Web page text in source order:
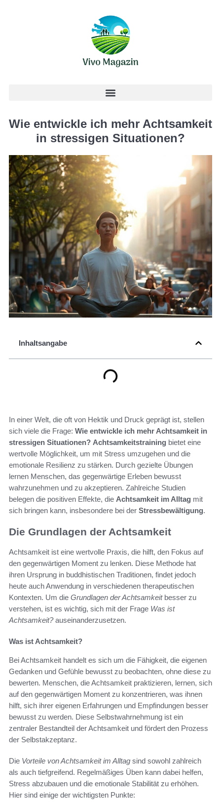
Wie entwickle ich mehr Achtsamkeit
in stressigen Situationen?
Inhaltsangabe
In einer Welt, die oft von Hektik und Druck geprägt ist, stellen
sich viele die Frage: Wie entwickle ich mehr Achtsamkeit in
stressigen Situationen? Achtsamkeitstraining bietet eine
wertvolle Möglichkeit, um mit Stress umzugehen und die
emotionale Resilienz zu stärken. Durch gezielte Übungen
lernen Menschen, das gegenwärtige Erleben bewusst
wahrzunehmen und zu akzeptieren. Zahlreiche Studien
belegen die positiven Effekte, die Achtsamkeit im Alltag mit
sich bringen kann, insbesondere bei der Stressbewältigung.
Die Grundlagen der Achtsamkeit
Achtsamkeit ist eine wertvolle Praxis, die hilft, den Fokus auf
den gegenwärtigen Moment zu lenken. Diese Methode hat
ihren Ursprung in buddhistischen Traditionen, findet jedoch
heute auch Anwendung in verschiedenen therapeutischen
Kontexten. Um die Grundlagen der Achtsamkeitbesser zu
verstehen, ist es wichtig, sich mit der Frage Was ist
Achtsamkeit?auseinanderzusetzen.
Was ist Achtsamkeit?
Bei Achtsamkeit handelt es sich um die Fähigkeit, die eigenen
Gedanken und Gefühle bewusst zu beobachten, ohne diese zu
bewerten. Menschen, die Achtsamkeit praktizieren, lernen, sich
auf den gegenwärtigen Moment zu konzentrieren, was ihnen
hilft, sich ihrer eigenen Erfahrungen und Empfindungen besser
bewusst zu werden. Diese Selbstwahrnehmung ist ein
zentraler Bestandteil der Achtsamkeit und fördert den Prozess
der Selbstakzeptanz.
Die Vorteile von Achtsamkeit im Alltag sind sowohl zahlreich
als auch tiefgreifend. Regelmäßiges Üben kann dabei helfen,
Stress abzubauen und die emotionale Stabilität zu erhöhen.
Hier sind einige der wichtigsten Punkte: